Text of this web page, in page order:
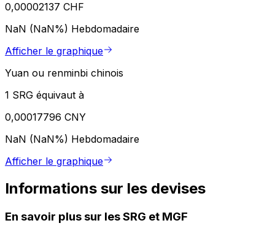
0,00002137 CHF
NaN (NaN%) Hebdomadaire
Afficher le graphique
Yuan ou renminbi chinois
1 SRG équivaut à
0,00017796 CNY
NaN (NaN%) Hebdomadaire
Afficher le graphique
Informations sur les devises
En savoir plus sur les SRG et MGF